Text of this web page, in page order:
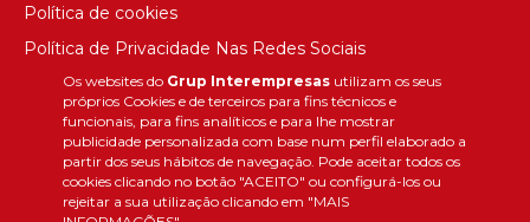
Os websites do Grup Interempresasutilizam os seus
próprios Cookies e de terceiros para fins técnicos e
funcionais, para fins analíticos e para lhe mostrar
publicidade personalizada com base num perfil elaborado a
partir dos seus hábitos de navegação. Pode aceitar todos os
cookies clicando no botão "ACEITO" ou configurá-los ou
rejeitar a sua utilização clicando em "MAIS
Política de cookies
Política de Privacidade Nas Redes Sociais
Canal de denúncias
Colaborações editoriais